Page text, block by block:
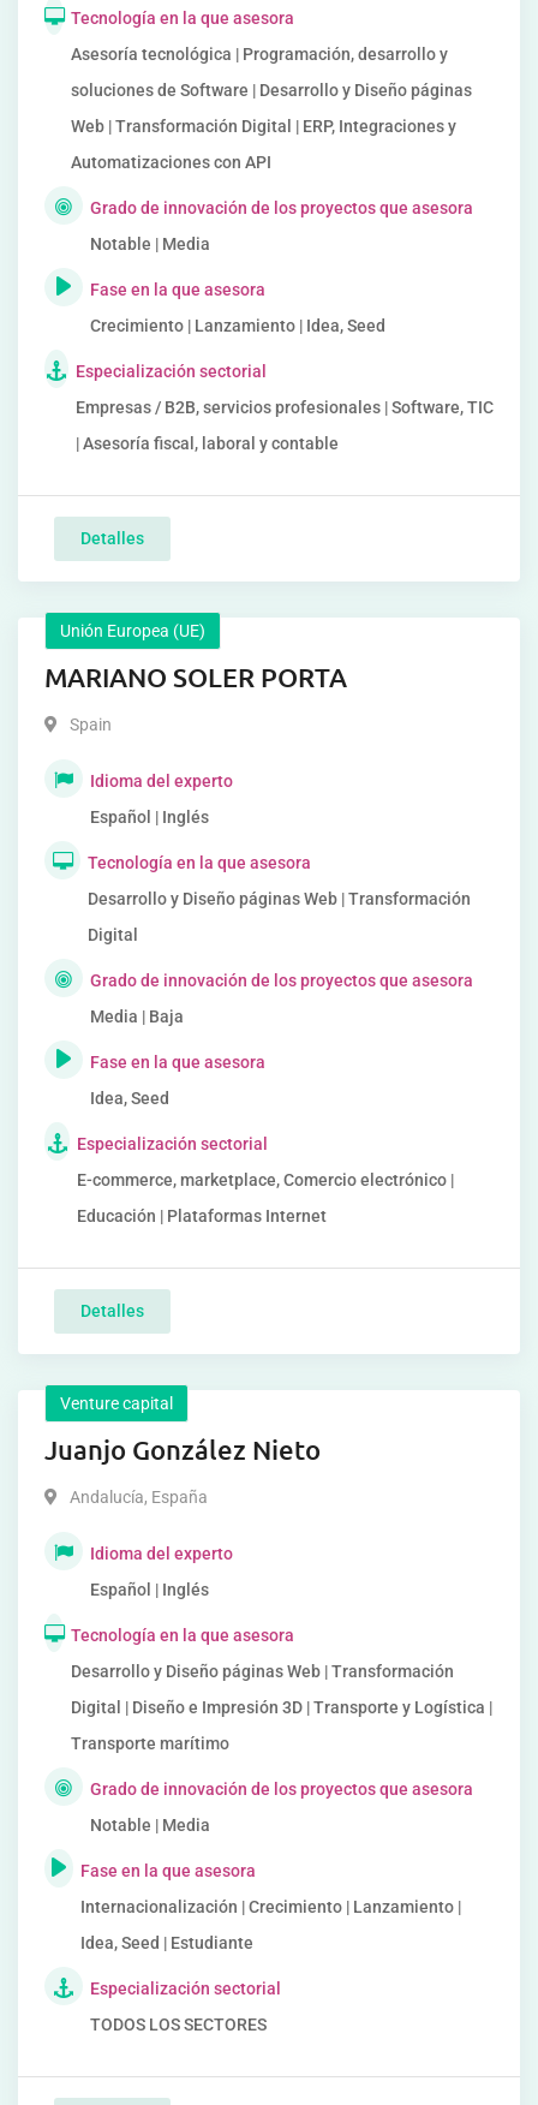
Tecnología en la que asesora
Asesoría tecnológica | Programación, desarrollo y
soluciones de Software | Desarrollo y Diseño páginas
Web | Transformación Digital | ERP, Integraciones y
Automatizaciones con API
Grado de innovación de los proyectos que asesora
Notable | Media
Fase en la que asesora
Crecimiento | Lanzamiento | Idea, Seed
Especialización sectorial
Empresas / B2B, servicios profesionales | Software, TIC
| Asesoría fiscal, laboral y contable
Detalles
Unión Europea (UE)
MARIANO SOLER PORTA
Spain
Idioma del experto
Español | Inglés
Tecnología en la que asesora
Desarrollo y Diseño páginas Web | Transformación
Digital
Grado de innovación de los proyectos que asesora
Media | Baja
Fase en la que asesora
Idea, Seed
Especialización sectorial
E-commerce, marketplace, Comercio electrónico |
Educación | Plataformas Internet
Detalles
Venture capital
Juanjo González Nieto
Andalucía, España
Idioma del experto
Español | Inglés
Tecnología en la que asesora
Desarrollo y Diseño páginas Web | Transformación
Digital | Diseño e Impresión 3D | Transporte y Logística |
Transporte marítimo
Grado de innovación de los proyectos que asesora
Notable | Media
Fase en la que asesora
Internacionalización | Crecimiento | Lanzamiento |
Idea, Seed | Estudiante
Especialización sectorial
TODOS LOS SECTORES